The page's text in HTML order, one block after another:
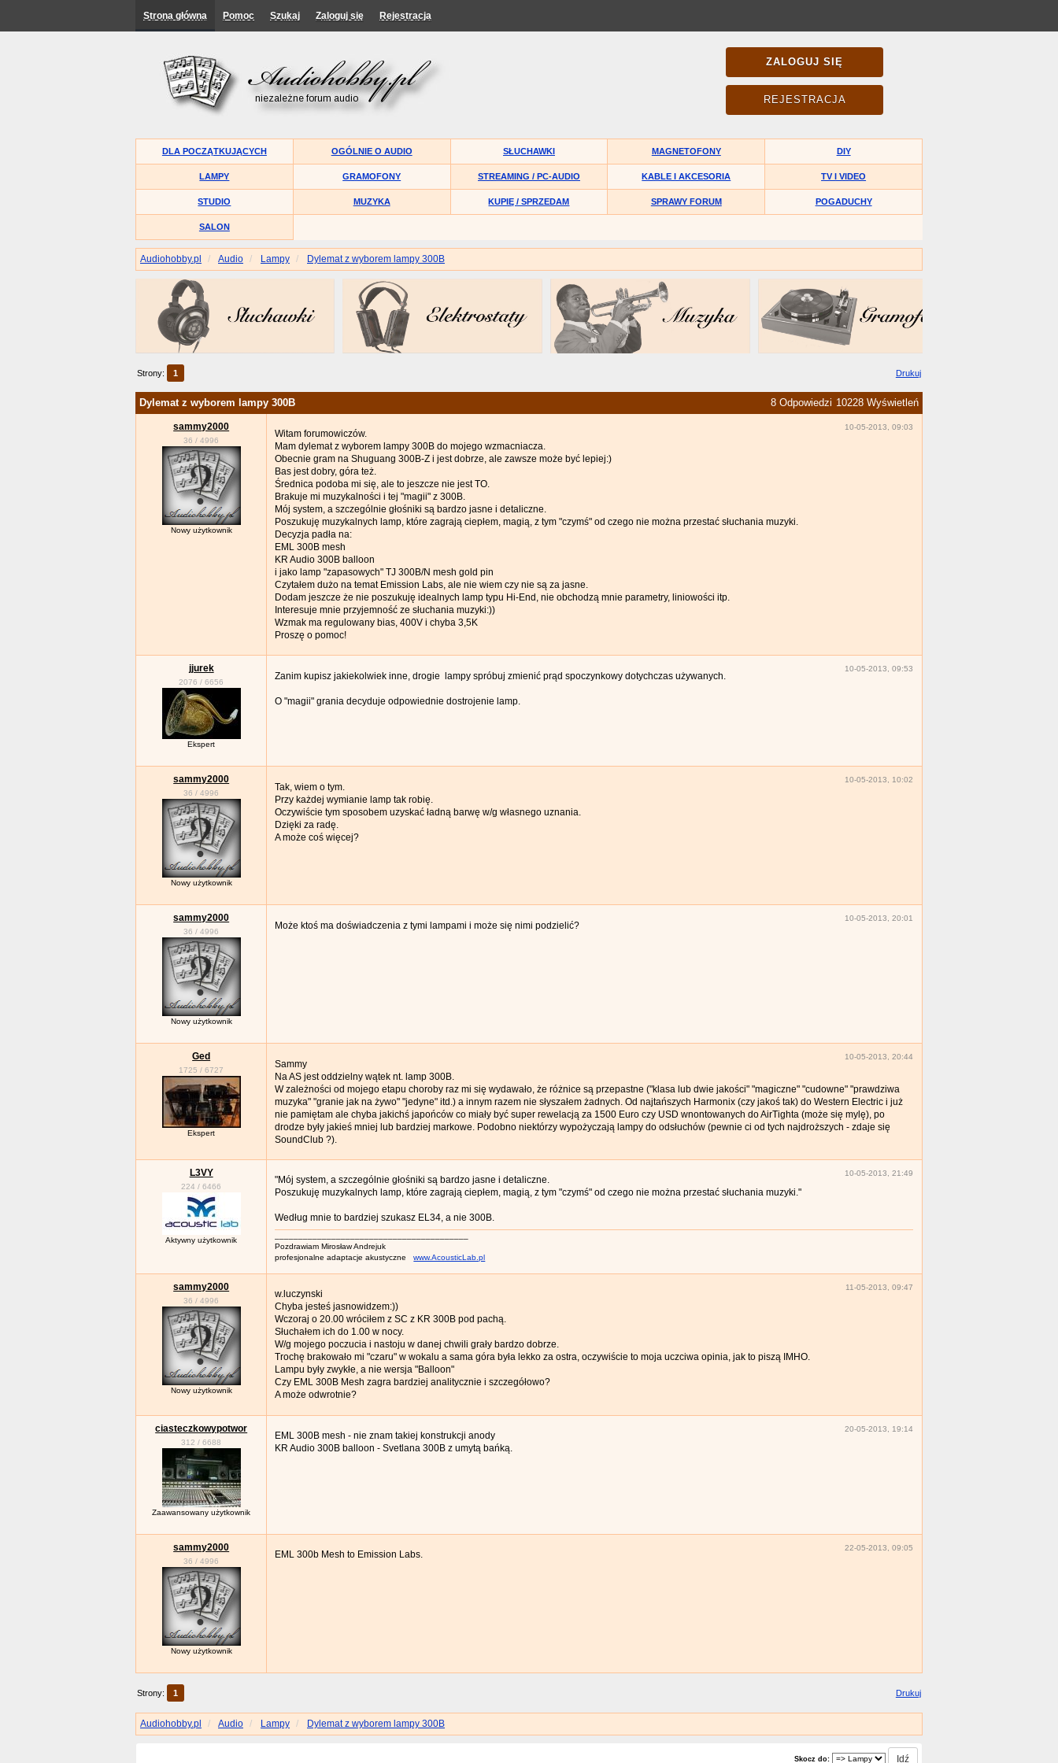
Strona główna Pomoc Szukaj Zaloguj się Rejestracja
ZALOGUJ SIĘ
REJESTRACJA
DLA POCZĄTKUJĄCYCH OGÓLNIE O AUDIO SŁUCHAWKI MAGNETOFONY DIY
LAMPY GRAMOFONY STREAMING / PC-AUDIO KABLE I AKCESORIA TV I VIDEO
STUDIO MUZYKA KUPIĘ / SPRZEDAM SPRAWY FORUM POGADUCHY
SALON
Audiohobby.pl Audio Lampy Dylemat z wyborem lampy 300B
Drukuj
Strony: 1
Dylemat z wyborem lampy 300B 8 Odpowiedzi 10228 Wyświetleń
sammy2000
36 /4996
Nowy użytkownik
10-05-2013, 09:03
Witam forumowiczów.
Mam dylemat z wyborem lampy 300B do mojego wzmacniacza.
Obecnie gram na Shuguang 300B-Z i jest dobrze, ale zawsze może być lepiej:)
Bas jest dobry, góra też.
Średnica podoba mi się, ale to jeszcze nie jest TO.
Brakuje mi muzykalności i tej "magii" z 300B.
Mój system, a szczególnie głośniki są bardzo jasne i detaliczne.
Poszukuję muzykalnych lamp, które zagrają ciepłem, magią, z tym "czymś" od czego nie można przestać słuchania muzyki.
Decyzja padła na:
EML 300B mesh
KR Audio 300B balloon
i jako lamp "zapasowych" TJ 300B/N mesh gold pin
Czytałem dużo na temat Emission Labs, ale nie wiem czy nie są za jasne.
Dodam jeszcze że nie poszukuję idealnych lamp typu Hi-End, nie obchodzą mnie parametry, liniowości itp.
Interesuje mnie przyjemność ze słuchania muzyki:))
Wzmak ma regulowany bias, 400V i chyba 3,5K
Proszę o pomoc!
jjurek
2076 /6656
Ekspert
10-05-2013, 09:53
Zanim kupisz jakiekolwiek inne, drogie lampy spróbuj zmienić prąd spoczynkowy dotychczas używanych.
O "magii" grania decyduje odpowiednie dostrojenie lamp.
sammy2000
36 /4996
Nowy użytkownik
10-05-2013, 10:02
Tak, wiem o tym.
Przy każdej wymianie lamp tak robię.
Oczywiście tym sposobem uzyskać ładną barwę w/g własnego uznania.
Dzięki za radę.
A może coś więcej?
sammy2000
36 /4996
Nowy użytkownik
10-05-2013, 20:01
Może ktoś ma doświadczenia z tymi lampami i może się nimi podzielić?
Ged
1725 /6727
Ekspert
10-05-2013, 20:44
Sammy
Na AS jest oddzielny wątek nt. lamp 300B.
W zależności od mojego etapu choroby raz mi się wydawało, że różnice są przepastne ("klasa lub dwie jakości" "magiczne" "cudowne" "prawdziwa
muzyka" "granie jak na żywo" "jedyne" itd.) a innym razem nie słyszałem żadnych. Od najtańszych Harmonix (czy jakoś tak) do Western Electric i już
nie pamiętam ale chyba jakichś japońców co miały być super rewelacją za 1500 Euro czy USD wnontowanych do AirTighta (może się mylę), po
drodze były jakieś mniej lub bardziej markowe. Podobno niektórzy wypożyczają lampy do odsłuchów (pewnie ci od tych najdroższych - zdaje się
SoundClub ?).
L3VY
224 /6466
Aktywny użytkownik
10-05-2013, 21:49
"Mój system, a szczególnie głośniki są bardzo jasne i detaliczne.
Poszukuję muzykalnych lamp, które zagrają ciepłem, magią, z tym "czymś" od czego nie można przestać słuchania muzyki."
Według mnie to bardziej szukasz EL34, a nie 300B.
Pozdrawiam Mirosław Andrejuk
profesjonalne adaptacje akustycznewww.AcousticLab.pl
sammy2000
36 /4996
Nowy użytkownik
11-05-2013, 09:47
w.luczynski
Chyba jesteś jasnowidzem:))
Wczoraj o 20.00 wróciłem z SC z KR 300B pod pachą.
Słuchałem ich do 1.00 w nocy.
W/g mojego poczucia i nastoju w danej chwili grały bardzo dobrze.
Trochę brakowało mi "czaru" w wokalu a sama góra była lekko za ostra, oczywiście to moja uczciwa opinia, jak to piszą IMHO.
Lampu były zwykłe, a nie wersja "Balloon"
Czy EML 300B Mesh zagra bardziej analitycznie i szczegółowo?
A może odwrotnie?
ciasteczkowypotwor
312 /6688
Zaawansowany użytkownik
20-05-2013, 19:14
EML 300B mesh - nie znam takiej konstrukcji anody
KR Audio 300B balloon - Svetlana 300B z umytą bańką.
sammy2000
36 /4996
Nowy użytkownik
22-05-2013, 09:05
EML 300b Mesh to Emission Labs.
Drukuj
Strony: 1
Audiohobby.pl Audio Lampy Dylemat z wyborem lampy 300B
Skocz do: